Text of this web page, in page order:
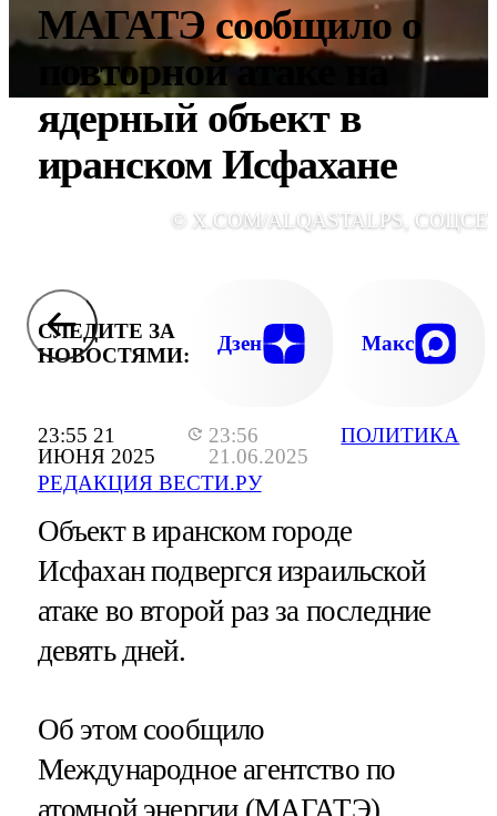
23:55 21
ИЮНЯ 2025
23:56
21.06.2025
РЕДАКЦИЯ ВЕСТИ.РУ
ПОЛИТИКА
МАГАТЭ сообщило о
повторной атаке на
ядерный объект в
иранском Исфахане
© X.COM/ALQASTALPS,
СЛЕДИТЕ ЗА
НОВОСТЯМИ:
Дзен Макс
Объект в иранском городе
Исфахан подвергся израильской
атаке во второй раз за последние
девять дней.
Об этом сообщило
Международное агентство по